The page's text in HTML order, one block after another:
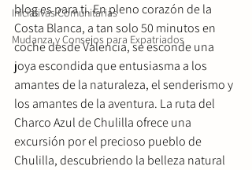
Iniciátivas Comunitarias
Mudanza y Consejos para Expatriados
blog es para ti. En pleno corazón de la
Costa Blanca, a tan solo 50 minutos en
coche desde Valencia, se esconde una
joya escondida que entusiasma a los
amantes de la naturaleza, el senderismo y
los amantes de la aventura. La ruta del
Charco Azul de Chulilla ofrece una
excursión por el precioso pueblo de
Chulilla, descubriendo la belleza natural